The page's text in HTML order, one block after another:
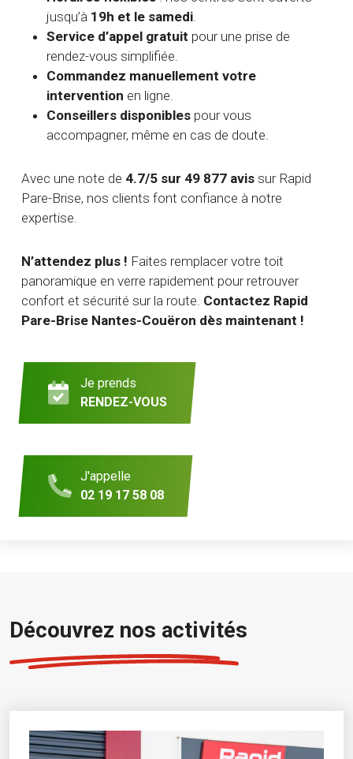
jusqu’à 19h et le samedi.
Service d’appel gratuit pour une prise de
rendez-vous simplifiée.
Commandez manuellement votre
intervention en ligne.
Conseillers disponibles pour vous
accompagner, même en cas de doute.
Avec une note de 4.7/5 sur 49 877 avis sur Rapid
Pare-Brise, nos clients font confiance à notre
expertise.
N’attendez plus ! Faites remplacer votre toit
panoramique en verre rapidement pour retrouver
confort et sécurité sur la route. Contactez Rapid
Pare-Brise Nantes-Couëron dès maintenant !
Je prends
RENDEZ-VOUS
J'appelle
02 19 17 58 08
Découvrez nos activités